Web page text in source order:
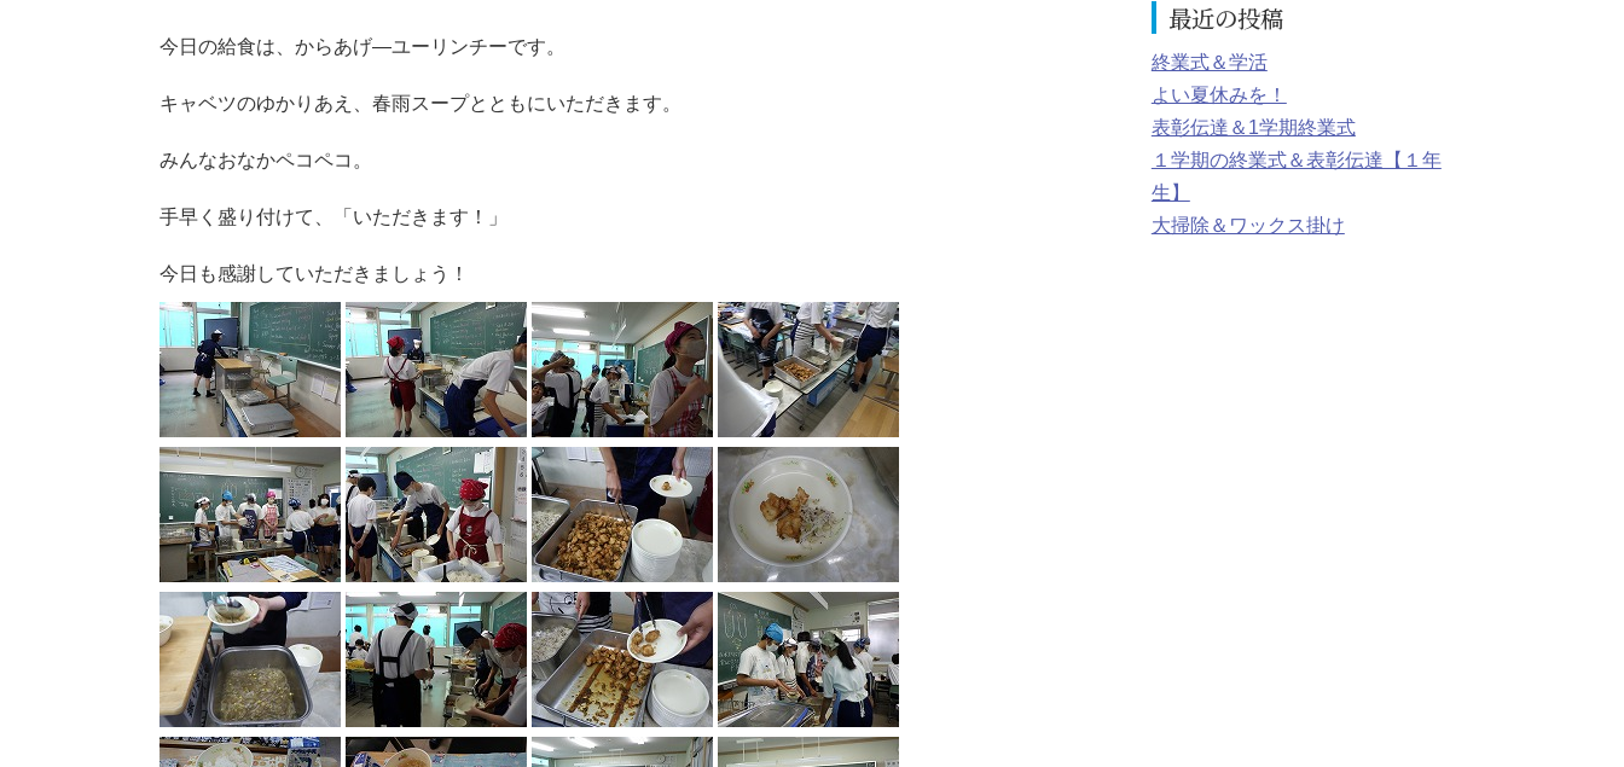
今日の給食は、からあげ―ユーリンチーです。
キャベツのゆかりあえ、春雨スープとともにいただきます。
みんなおなかペコペコ。
手早く盛り付けて、「いただきます！」
今日も感謝していただきましょう！
最近の投稿
終業式＆学活
よい夏休みを！
表彰伝達＆1学期終業式
１学期の終業式＆表彰伝達【１年
生】
大掃除＆ワックス掛け